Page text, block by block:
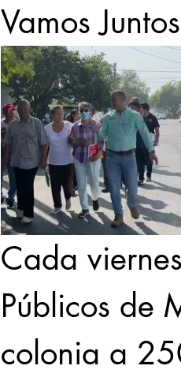
Vamos
Cada
Públicos de
colonia a